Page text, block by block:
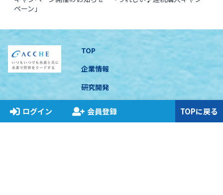
ペーン」
TOP
企業情報
研究開発
製品のご紹介
アッチェのこだわり
ログイン 会員登録 TOPに戻る